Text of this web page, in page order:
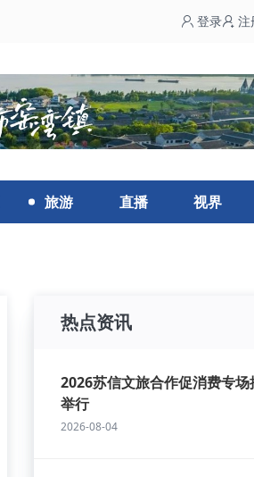
登录 注
旅游 直播 视界
热点资讯
2026苏信文旅合作促消费专
举行
2026-08-04